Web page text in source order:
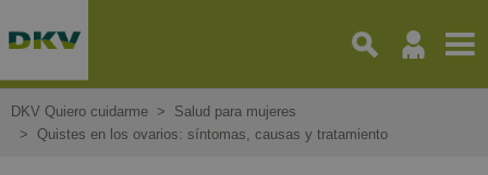
al
principal
DKV Quiero cuidarme
Salud para mujeres
Quistes en los ovarios: síntomas, causas y tratamiento